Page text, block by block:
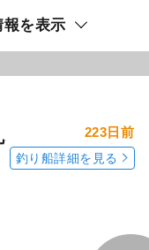
を表示
223日前
釣り船詳細を見る